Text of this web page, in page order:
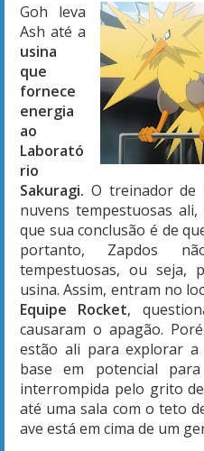
Goh leva
Ash até a
usina
que
fornece
energia
ao
Laborató
rio
Sakuragi. O treinador de
nuvens tempestuosas
que sua conclusão é de
portanto, Zapdos
tempestuosas, ou seja,
usina. Assim, entram no
Equipe Rocket,
causaram o apagão.
estão ali para explorar a
base em potencial
interrompida pelo grito
até uma sala com o teto
ave está em cima de um